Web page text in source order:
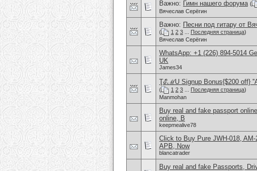
Важно: Гимн нашего форума (
Вячеслав Серёгин
Важно: Песни под гитару от
( 1 2 3 Последняя страница)
Вячеслав Серёгин
WhatsApp: +1 (226) 894-5014​
UK
James34
ŢℰℳU Signup Bonus{$200 off}
( 1 2 3 Последняя страница)
Manmohan
Buy real and fake passport
online, B
keepmealive78
Click to Buy Pure JWH-018,
APB, Now
blancatrader
Buy real and fake Passports,